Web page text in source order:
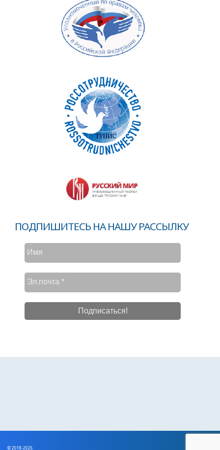
ПОДПИШИТЕСЬ НА НАШУ РАССЫЛКУ
© 2018-2026